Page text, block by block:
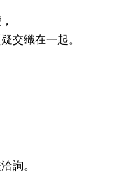
交織在一起。
詢。